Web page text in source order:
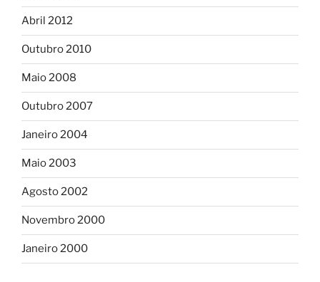
Abril 2012
Outubro 2010
Maio 2008
Outubro 2007
Janeiro 2004
Maio 2003
Agosto 2002
Novembro 2000
Janeiro 2000